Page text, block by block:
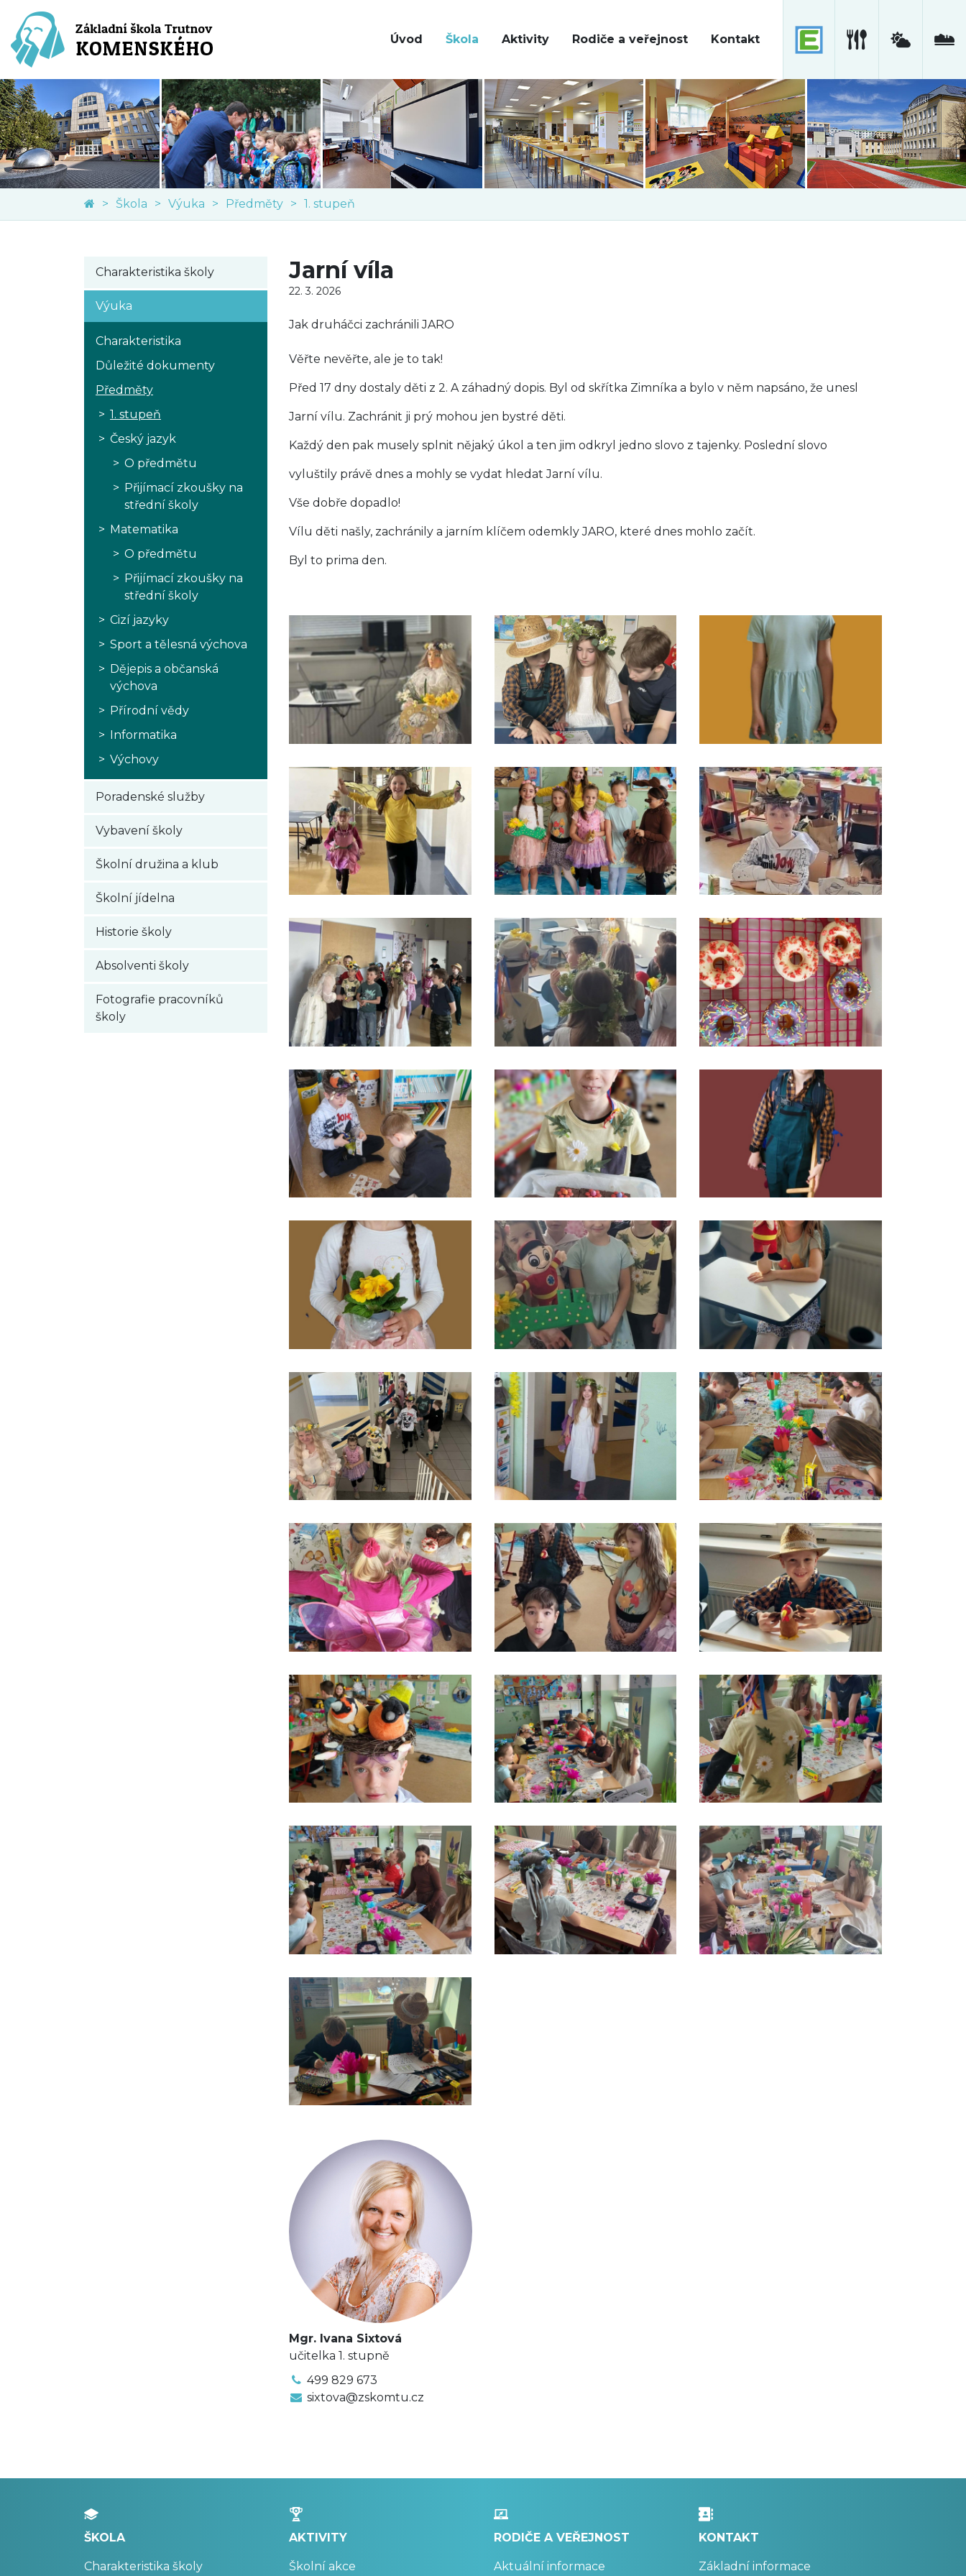
Úvod Škola Aktivity Rodiče a veřejnost Kontakt
Škola Výuka Předměty 1. stupeň
Charakteristika školy
Výuka
Charakteristika
Důležité dokumenty
Předměty
1. stupeň
Český jazyk
O předmětu
Přijímací zkoušky na
střední školy
Matematika
O předmětu
Přijímací zkoušky na
střední školy
Cizí jazyky
Sport a tělesná výchova
Dějepis a občanská
výchova
Přírodní vědy
Informatika
Výchovy
Poradenské služby
Vybavení školy
Školní družina a klub
Školní jídelna
Historie školy
Absolventi školy
Fotografie pracovníků
školy
Jarní víla
22. 3. 2026
Jak druháčci zachránili JARO
Věřte nevěřte, ale je to tak!
Před 17 dny dostaly děti z 2. A záhadný dopis. Byl od skřítka Zimníka a bylo v něm napsáno, že unesl
Jarní vílu. Zachránit ji prý mohou jen bystré děti.
Každý den pak musely splnit nějaký úkol a ten jim odkryl jedno slovo z tajenky. Poslední slovo
vyluštily právě dnes a mohly se vydat hledat Jarní vílu.
Vše dobře dopadlo!
Vílu děti našly, zachránily a jarním klíčem odemkly JARO, které dnes mohlo začít.
Byl to prima den.
Mgr. Ivana Sixtová
učitelka 1. stupně
499 829 673
sixtova@zskomtu.cz
ŠKOLA
Charakteristika školy
AKTIVITY
Školní akce
RODIČE A VEŘEJNOST
Aktuální informace
KONTAKT
Základní informace